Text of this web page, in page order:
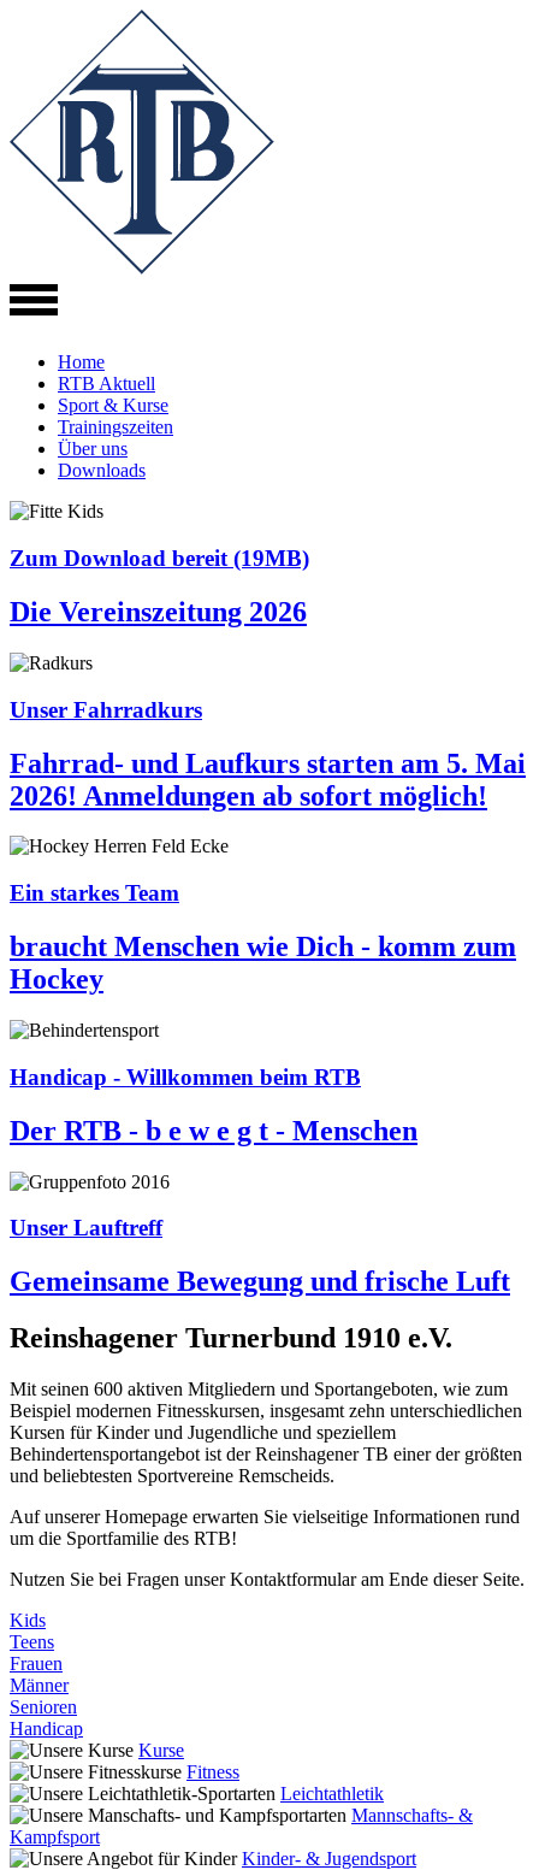
Home
RTB Aktuell
Sport & Kurse
Trainingszeiten
Über uns
Downloads
Zum Download bereit (19MB)
Die Vereinszeitung 2026
Unser Fahrradkurs
Fahrrad- und Laufkurs starten am 5. Mai
2026! Anmeldungen ab sofort möglich!
Ein starkes Team
braucht Menschen wie Dich - komm zum
Hockey
Handicap - Willkommen beim RTB
Der RTB - b e w e g t - Menschen
Unser Lauftreff
Gemeinsame Bewegung und frische Luft
Reinshagener Turnerbund 1910 e.V.
Mit seinen 600 aktiven Mitgliedern und Sportangeboten, wie zum
Beispiel modernen Fitnesskursen, insgesamt zehn unterschiedlichen
Kursen für Kinder und Jugendliche und speziellem
Behindertensportangebot ist der Reinshagener TB einer der größten
und beliebtesten Sportvereine Remscheids.
Auf unserer Homepage erwarten Sie vielseitige Informationen rund
um die Sportfamilie des RTB!
Nutzen Sie bei Fragen unser Kontaktformular am Ende dieser Seite.
Kids
Teens
Frauen
Männer
Senioren
Handicap
Kurse
Fitness
Leichtathletik
Mannschafts- &
Kampfsport
Kinder- & Jugendsport